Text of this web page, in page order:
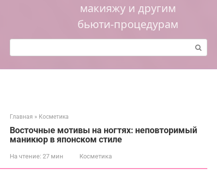
макияжу и другим
бьюти-процедурам
Поиск:
Главная » Косметика
Восточные мотивы на ногтях: неповторимый
маникюр в японском стиле
На чтение: 27 мин Косметика